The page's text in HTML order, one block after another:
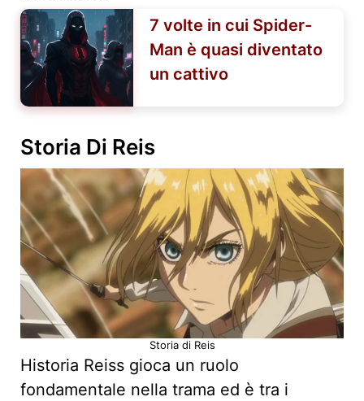
7 volte in cui Spider-
Man è quasi diventato
un cattivo
Storia Di Reis
Storia di Reis
Historia Reiss gioca un ruolo
fondamentale nella trama ed è tra i